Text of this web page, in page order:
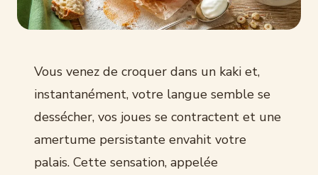
Vous venez de croquer dans un kaki et,
instantanément, votre langue semble se
dessécher, vos joues se contractent et une
amertume persistante envahit votre
palais. Cette sensation, appelée